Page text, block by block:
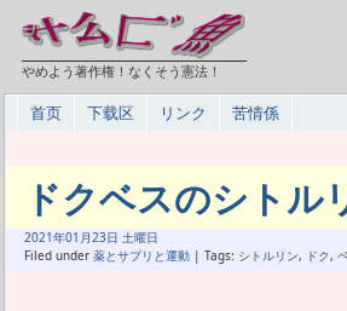
やめよう著作権！なくそう憲法！
首页 下载区 リンク 苦情係
ドクベスのシトル
2021年01月23日 土曜日
Filed under 薬とサプリと運動 | Tags: シトルリン, ドク,